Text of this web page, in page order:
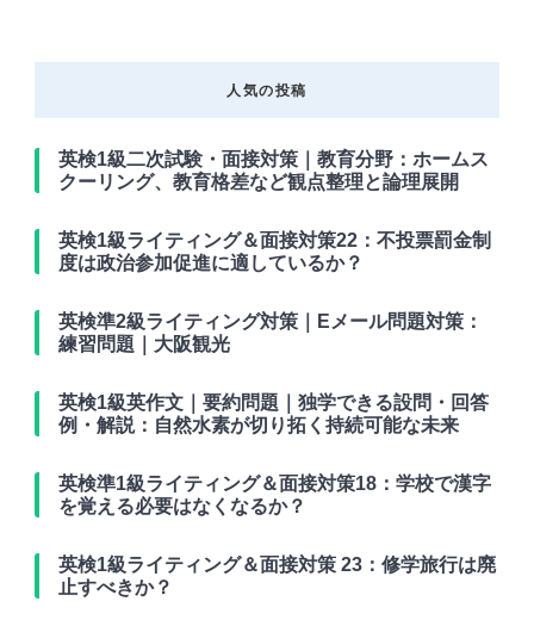
人気の投稿
英検1級二次試験・面接対策｜教育分野：ホームス
クーリング、教育格差など観点整理と論理展開
英検1級ライティング＆面接対策22：不投票罰金制
度は政治参加促進に適しているか？
英検準2級ライティング対策｜Eメール問題対策：
練習問題｜大阪観光
英検1級英作文｜要約問題｜独学できる設問・回答
例・解説：自然水素が切り拓く持続可能な未来
英検準1級ライティング＆面接対策18：学校で漢字
を覚える必要はなくなるか？
英検1級ライティング＆面接対策 23：修学旅行は廃
止すべきか？